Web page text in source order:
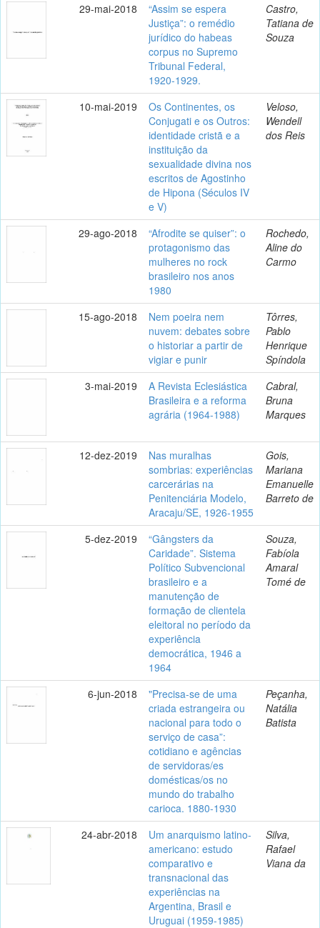
29-mai-2018
“Assim se espera
Justiça”: o remédio
jurídico do habeas
corpus no Supremo
Tribunal Federal,
1920-1929.
Castro,
Tatiana de
Souza
10-mai-2019
Os Continentes, os
Conjugati e os Outros:
identidade cristã e a
instituição da
sexualidade divina nos
escritos de Agostinho
de Hipona (Séculos IV
e V)
Veloso,
Wendell
dos Reis
29-ago-2018
“Afrodite se quiser”: o
protagonismo das
mulheres no rock
brasileiro nos anos
1980
Rochedo,
Aline do
Carmo
15-ago-2018
Nem poeira nem
nuvem: debates sobre
o historiar a partir de
vigiar e punir
Tôrres,
Pablo
Henrique
Spíndola
3-mai-2019
A Revista Eclesiástica
Brasileira e a reforma
agrária (1964-1988)
Cabral,
Bruna
Marques
12-dez-2019
Nas muralhas
sombrias: experiências
carcerárias na
Penitenciária Modelo,
Aracaju/SE, 1926-1955
Gois,
Mariana
Emanuelle
Barreto de
5-dez-2019
“Gângsters da
Caridade”. Sistema
Político Subvencional
brasileiro e a
manutenção de
formação de clientela
eleitoral no período da
experiência
democrática, 1946 a
1964
Souza,
Fabíola
Amaral
Tomé de
6-jun-2018
"Precisa-se de uma
criada estrangeira ou
nacional para todo o
serviço de casa”:
cotidiano e agências
de servidoras/es
domésticas/os no
mundo do trabalho
carioca. 1880-1930
Peçanha,
Natália
Batista
24-abr-2018
Um anarquismo latino-
americano: estudo
comparativo e
transnacional das
experiências na
Argentina, Brasil e
Uruguai (1959-1985)
Silva,
Rafael
Viana da